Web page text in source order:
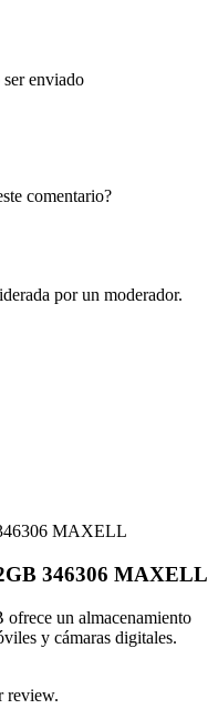
ser enviado
comentario?
por un moderador.
346306 MAXELL
un almacenamiento
y cámaras digitales.
review.